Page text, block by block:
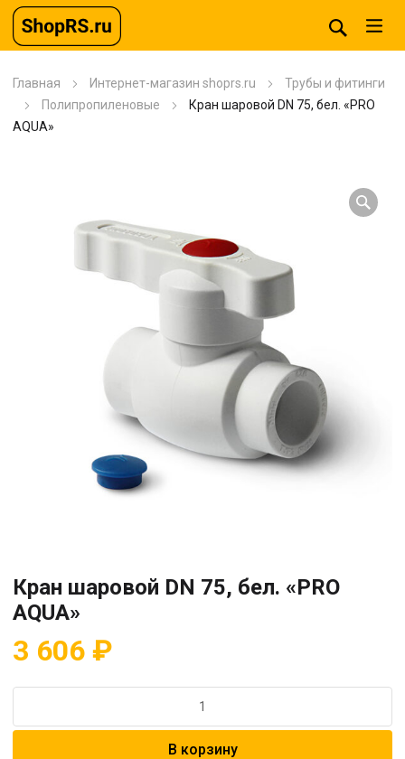
Главная Интернет-магазин shoprs.ru
Трубы и фитинги
Полипропиленовые
Кран шаровой DN 75, бел. «PRO
AQUA»
Кран шаровой DN 75, бел. «PRO
AQUA»
3 606 ₽
Кран
В корзину